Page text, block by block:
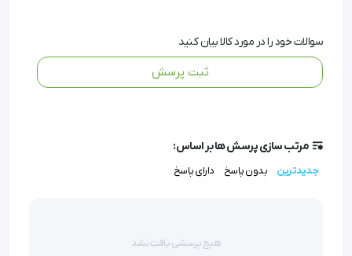
این ابزار با طراحی نوک حلقه‌ای صاف خود، امکان برش دقیق و
برداشت بافت را برای پزشک فراهم می‌سازد.
کنترل ابزار هنگام مانور داخل رحم را فراهم می‌کند.
سوالات خود را در مورد کالا بیان کنید
ثبت پرسش
مرتب سازی پرسش ها بر اساس:
جدیدترین بدون پاسخ دارای پاسخ
هیچ پرسشی یافت نشد